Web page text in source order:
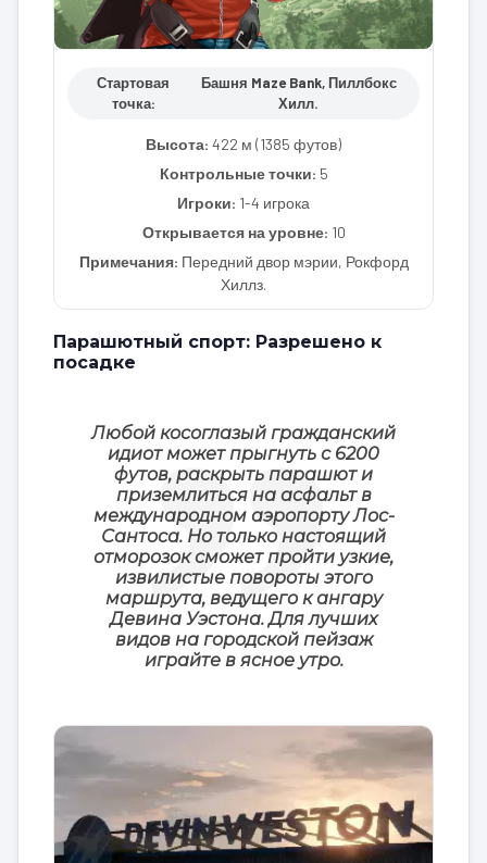
Стартовая
точка:
Башня Maze Bank, Пиллбокс
Хилл.
Высота: 422 м (1385 футов)
Контрольные точки: 5
Игроки: 1-4 игрока
Открывается на уровне: 10
Примечания: Передний двор мэрии, Рокфорд
Хиллз.
Парашютный спорт: Разрешено к
посадке
Любой косоглазый гражданский
идиот может прыгнуть с 6200
футов, раскрыть парашют и
приземлиться на асфальт в
международном аэропорту Лос-
Сантоса. Но только настоящий
отморозок сможет пройти узкие,
извилистые повороты этого
маршрута, ведущего к ангару
Девина Уэстона. Для лучших
видов на городской пейзаж
играйте в ясное утро.